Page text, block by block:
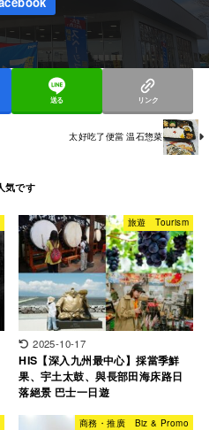
送る リンク
太好吃了便當 温石惣菜
旅遊 Tourism
2025-10-17
HIS【深入九州最中心】採當季鮮
果、宇土太鼓、與長部田海床路日
落絕景 巴士一日遊
商務・推廣 Biz & Promo